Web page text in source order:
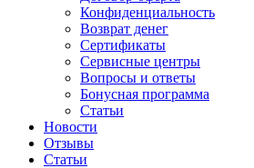
Конфиденциальность
Возврат денег
Сертификаты
Сервисные центры
Вопросы и ответы
Бонусная программа
Статьи
Новости
Отзывы
Статьи